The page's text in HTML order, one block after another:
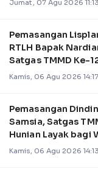
Jumat, 07 Agu 2026
Pemasangan
RTLH Bapak
Satgas TMMD Ke-
Kamis, 06 Agu 2026
Pemasangan
Samsia, Satgas
Hunian Layak bagi
Kamis, 06 Agu 2026